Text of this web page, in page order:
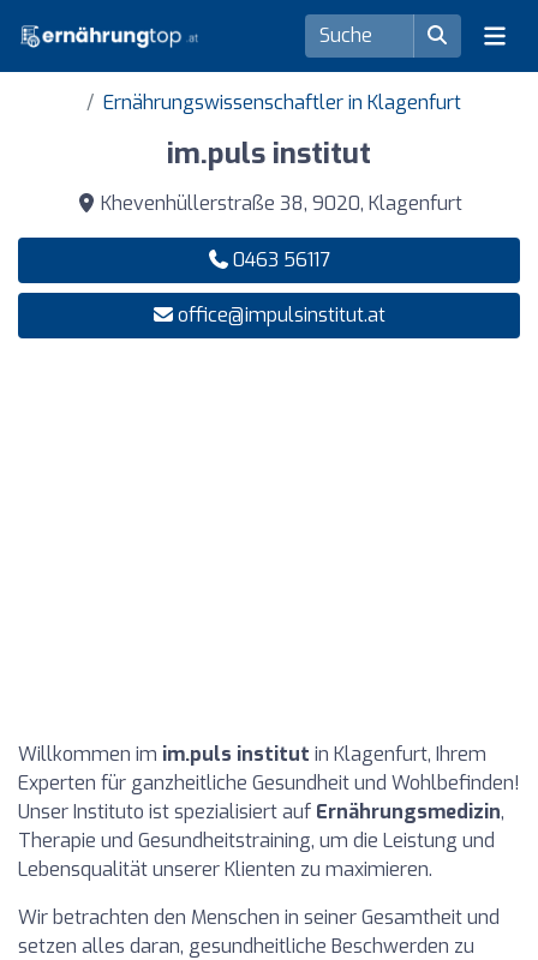
Ernährungswissenschaftler in Klagenfurt
im.puls institut
Khevenhüllerstraße 38, 9020, Klagenfurt
0463 56117
office@impulsinstitut.at
Willkommen im im.puls institut in Klagenfurt, Ihrem
Experten für ganzheitliche Gesundheit und Wohlbefinden!
Unser Instituto ist spezialisiert auf Ernährungsmedizin,
Therapie und Gesundheitstraining, um die Leistung und
Lebensqualität unserer Klienten zu maximieren.
Wir betrachten den Menschen in seiner Gesamtheit und
setzen alles daran, gesundheitliche Beschwerden zu